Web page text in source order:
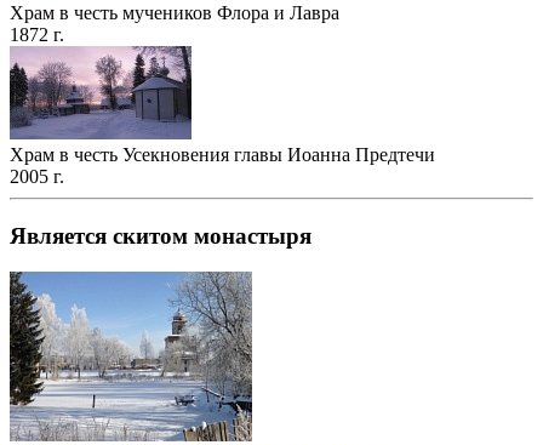
Храм в честь мучеников Флора и Лавра
1872 г.
Храм в честь Усекновения главы Иоанна Предтечи
2005 г.
Является скитом монастыря